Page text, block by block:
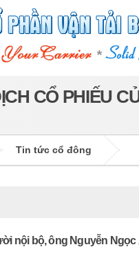
CỔ PHIẾU
Tin tức cổ đông
nội bộ, ông Nguyễn Ngọc